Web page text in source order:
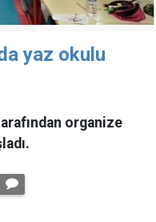
yaz okulu
organize